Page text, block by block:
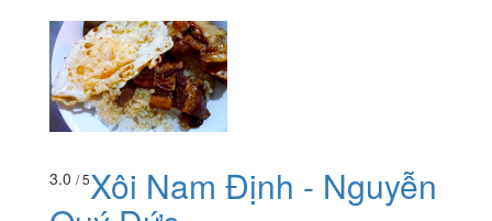
3.0 / 5Xôi Nam Định - Nguyễn